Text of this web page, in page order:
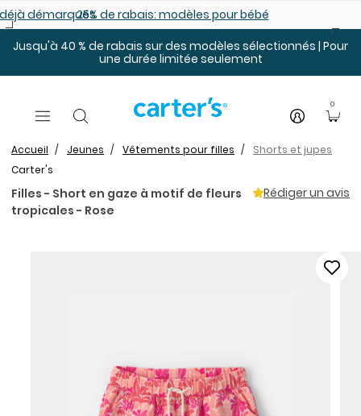
démarqués25% de rabais: modèles pour bébé
Jusqu'à 40 % de rabais sur des modèles sélectionnés | Pour
une durée limitée seulement
0
Accueil Jeunes Vêtements pour filles
Shorts et jupes
Carter's
Filles - Short en gaze à motif de fleurs
tropicales - Rose
Rédiger un avis